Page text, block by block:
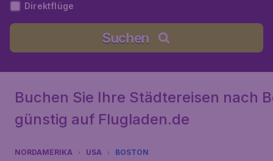
taaten
Direktflüge
Suchen
Buchen Sie Ihre Städtereisen nach
günstig auf Flugladen.de
NORDAMERIKA USA BOSTON